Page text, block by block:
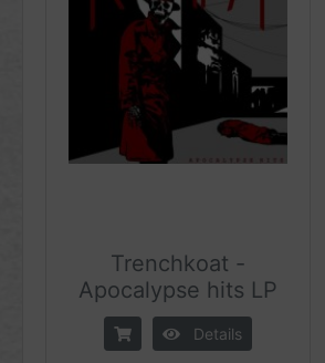
Trenchkoat -
Apocalypse hits LP
Details